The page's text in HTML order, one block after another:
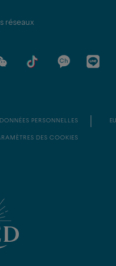
réseaux
PERSONNELLES
DES COOKIES